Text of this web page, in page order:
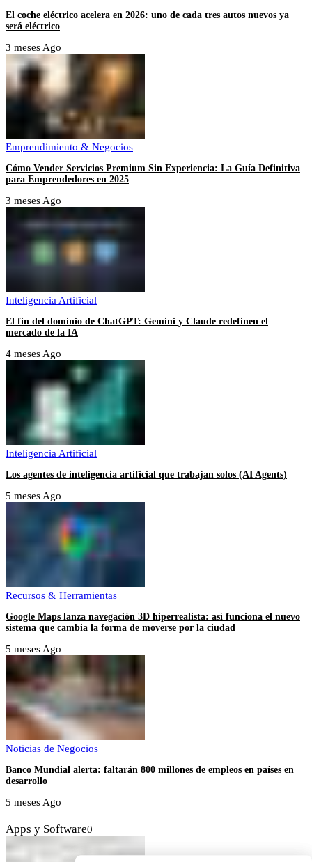
El coche eléctrico acelera en 2026: uno de cada tres autos nuevos ya
será eléctrico
3 meses Ago
Emprendimiento & Negocios
Cómo Vender Servicios Premium Sin Experiencia: La Guía Definitiva
para Emprendedores en 2025
3 meses Ago
Inteligencia Artificial
El fin del dominio de ChatGPT: Gemini y Claude redefinen el
mercado de la IA
4 meses Ago
Inteligencia Artificial
Los agentes de inteligencia artificial que trabajan solos (AI Agents)
5 meses Ago
Recursos & Herramientas
Google Maps lanza navegación 3D hiperrealista: así funciona el nuevo
sistema que cambia la forma de moverse por la ciudad
5 meses Ago
Noticias de Negocios
Banco Mundial alerta: faltarán 800 millones de empleos en países en
desarrollo
5 meses Ago
Apps y Software0